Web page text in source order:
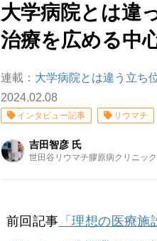
大学病院とは違
治療を広める中
連載： 大学病院とは違う立ち
2024.02.08
インタビュー記事 リウマチ
吉田智彦 氏
世田谷リウマチ膠原病クリニッ
前回記事 「理想の医療